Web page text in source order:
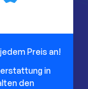
Preis an!
in
den